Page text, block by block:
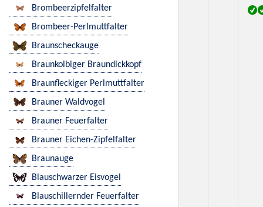
Brombeerzipfelfalter
Brombeer-Perlmuttfalter
Braunscheckauge
Braunkolbiger Braundickkopf
Braunfleckiger Perlmuttfalter
Brauner Waldvogel
Brauner Feuerfalter
Brauner Eichen-Zipfelfalter
Braunauge
Blauschwarzer Eisvogel
Blauschillernder Feuerfalter